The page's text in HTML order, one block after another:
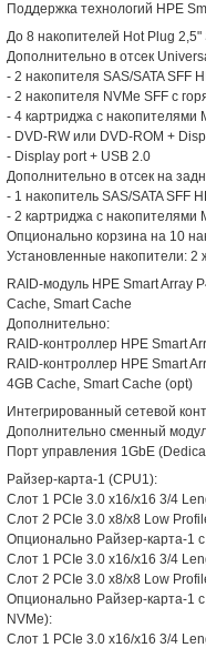
Поддержка технологий HPE
До 8 накопителей Hot Plug 2,5"
Дополнительно в отсек
- 2 накопителя SAS/SATA SFF
- 2 накопителя NVMe SFF с
- 4 картриджа с накопителями
- DVD-RW или DVD-ROM +
- Display port + USB 2.0
Дополнительно в отсек на
- 1 накопитель SAS/SATA SFF
- 2 картриджа с накопителями
Опционально корзина на 10
Установленные накопители: 2
RAID-модуль HPE Smart Array
Cache, Smart Cache
Дополнительно:
RAID-контроллер HPE Smart
RAID-контроллер HPE Smart
4GB Cache, Smart Cache (opt)
Интегрированный сетевой
Дополнительно сменный
Порт управления 1GbE
Райзер-карта-1 (CPU1):
Слот 1 PCIe 3.0 x16/x16 3/4
Слот 2 PCIe 3.0 x8/x8 Low
Опционально Райзер-карта-1
Слот 1 PCIe 3.0 x16/x16 3/4
Слот 2 PCIe 3.0 x8/x8 Low
Опционально Райзер-карта-1
NVMe):
Слот 1 PCIe 3.0 x16/x16 3/4